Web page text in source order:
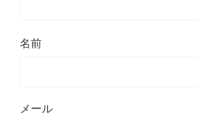
名前
メール